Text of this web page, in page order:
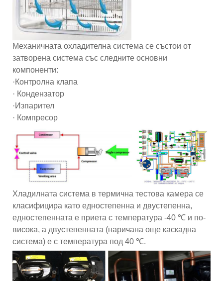
Механичната охладителна система се състои от
затворена система със следните основни
компоненти:
·Контролна клапа
· Кондензатор
·Изпарител
· Компресор
Хладилната система в термична тестова камера се
класифицира като едностепенна и двустепенна,
едностепенната е приета с температура -40 ℃ и по-
висока, а двустепенната (наричана още каскадна
система) е с температура под 40 ℃.